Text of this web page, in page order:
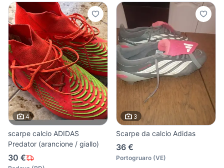
4
scarpe calcio ADIDAS
Predator (arancione / giallo)
30 €
3
Scarpe da calcio Adidas
36 €
Portogruaro (VE)